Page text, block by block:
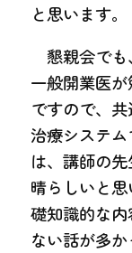
と思います。
懇親会でも
一般開業医
ですので、
治療システ
は、講師の
晴らしいと
礎知識的な
ない話が多